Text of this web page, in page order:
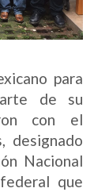
para
de su
con el
designado
Nacional
que